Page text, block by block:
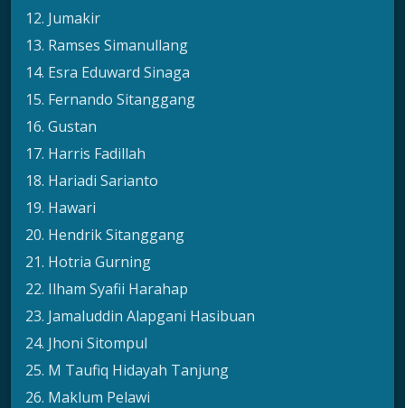
12. Jumakir
13. Ramses Simanullang
14. Esra Eduward Sinaga
15. Fernando Sitanggang
16. Gustan
17. Harris Fadillah
18. Hariadi Sarianto
19. Hawari
20. Hendrik Sitanggang
21. Hotria Gurning
22. Ilham Syafii Harahap
23. Jamaluddin Alapgani Hasibuan
24. Jhoni Sitompul
25. M Taufiq Hidayah Tanjung
26. Maklum Pelawi